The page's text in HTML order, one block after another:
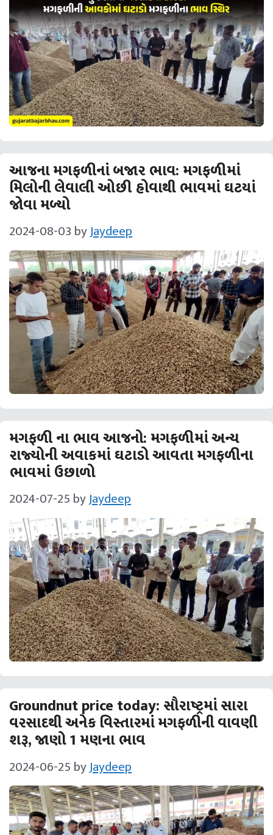
આજના મગફળીનાં બજાર ભાવ: મગફળીમાં
મિલોની લેવાલી ઓછી હોવાથી ભાવમાં ઘટયાં
જોવા મળ્યો
2024-08-03 byJaydeep
મગફળી ના ભાવ આજનો: મગફળીમાં અન્ય
રાજ્યોની અવાકમાં ઘટાડો આવતા મગફળીના
ભાવમાં ઉછાળો
2024-07-25 byJaydeep
Groundnut price today: સૌરાષ્ટ્રમાં સારા
વરસાદથી અનેક વિસ્તારમાં મગફળીની વાવણી
શરૂ, જાણો 1 મણના ભાવ
2024-06-25 byJaydeep